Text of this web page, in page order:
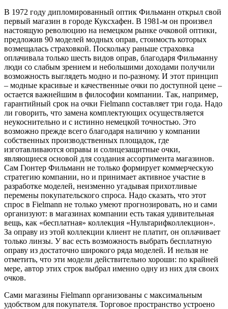
В 1972 году дипломированный оптик Фильманн открыл свой
первый магазин в городе Куксхафен. В 1981-м он произвел
настоящую революцию на немецком рынке очковой оптики,
предложив 90 моделей модных оправ, стоимость которых
возмещалась страховкой. Поскольку раньше страховка
оплачивала только шесть видов оправ, благодаря Фильманну
люди со слабым зрением и небольшими доходами получили
возможность выглядеть модно и по-разному. И этот принцип
– модные красивые и качественные очки по доступной цене –
остается важнейшим в философии компании. Так, например,
гарантийный срок на очки Fielmann составляет три года. Надо
ли говорить, что замена комплектующих осуществляется
неукоснительно и с истинно немецкой точностью. Это
возможно прежде всего благодаря наличию у компании
собственных производственных площадок, где
изготавливаются оправы и солнцезащитные очки,
являющиеся основой для создания ассортимента магазинов.
Сам Гюнтер Фильманн не только формирует коммерческую
стратегию компании, но и принимает активное участие в
разработке моделей, неизменно угадывая прихотливые
перемены покупательского спроса. Надо сказать, что этот
спрос в Fielmann не только умеют прогнозировать, но и сами
организуют: в магазинах компании есть такая удивительная
вещь, как «бесплатная» коллекция «Нультарифколлекцион».
За оправу из этой коллекции клиент не платит, он оплачивает
только линзы. У вас есть возможность выбрать бесплатную
оправу из достаточно широкого ряда моделей. И нельзя не
отметить, что эти модели действительно хороши: по крайней
мере, автор этих строк выбрал именно одну из них для своих
очков.
Сами магазины Fielmann организованы с максимальным
удобством для покупателя. Торговое пространство устроено